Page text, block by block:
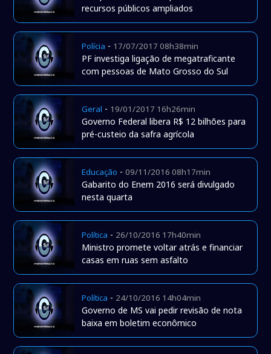
recursos públicos ampliados
Polícia - 17/07/2017 08h38min
PF investiga ligação de megatraficante
com pessoas de Mato Grosso do Sul
Geral - 19/01/2017 16h26min
Governo Federal libera R$ 12 bilhões para
pré-custeio da safra agrícola
Educação -09/11/2016 08h17min
Gabarito do Enem 2016 será divulgado
nesta quarta
Política - 26/10/2016 17h40min
Ministro promete voltar atrás e financiar
casas em ruas sem asfalto
Política - 24/10/2016 14h04min
Governo de MS vai pedir revisão de nota
baixa em boletim econômico